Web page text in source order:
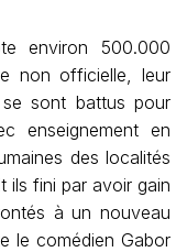
environ 500.000
non officielle, leur
sont battus pour
enseignement en
des localités
ils fini par avoir gain
à un nouveau
le comédien Gabor